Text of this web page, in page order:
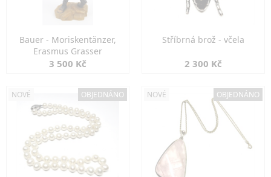
Bauer - Moriskentänzer,
Erasmus Grasser
3 500 Kč
Stříbrná brož - včela
2 300 Kč
NOVÉ OBJEDNÁNO NOVÉ OBJEDNÁNO